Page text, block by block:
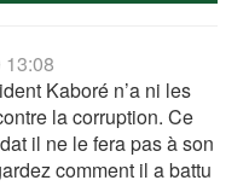
Kaboré n’a ni les
la corruption. Ce
il ne le fera pas à son
comment il a battu